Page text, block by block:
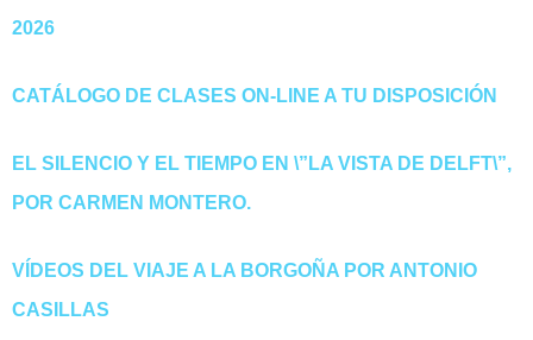
2026
CATÁLOGO DE CLASES ON-LINE A TU DISPOSICIÓN
EL SILENCIO Y EL TIEMPO EN \”LA VISTA DE DELFT\”,
POR CARMEN MONTERO.
VÍDEOS DEL VIAJE A LA BORGOÑA POR ANTONIO
CASILLAS